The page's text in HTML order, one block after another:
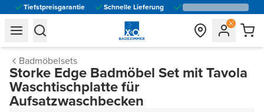
Tiefstpreisgarantie Schnelle Lieferung
general.navigation.toggle_menu.label
general.navigation.toggle_menu.label
Badmöbelsets
Storke Edge Badmöbel Set mit Tavola
Waschtischplatte für
Aufsatzwaschbecken